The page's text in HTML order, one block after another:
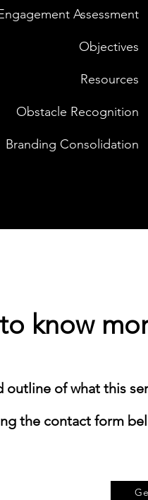
Assessment
Objectives
Resources
Obstacle Recognition
Branding Consolidation
know
outline of what this
the contact form